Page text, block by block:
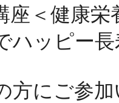
座＜健康
ハッピー
方にご参